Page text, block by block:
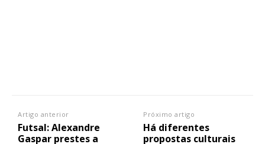
Artigo anterior
Futsal: Alexandre
Gaspar prestes a
Próximo artigo
Há diferentes
propostas culturais